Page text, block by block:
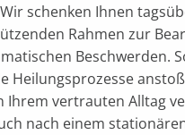
schenken Ihnen
Rahmen zur
Beschwerden.
Heilungsprozesse
Ihrem vertrauten Alltag
nach einem